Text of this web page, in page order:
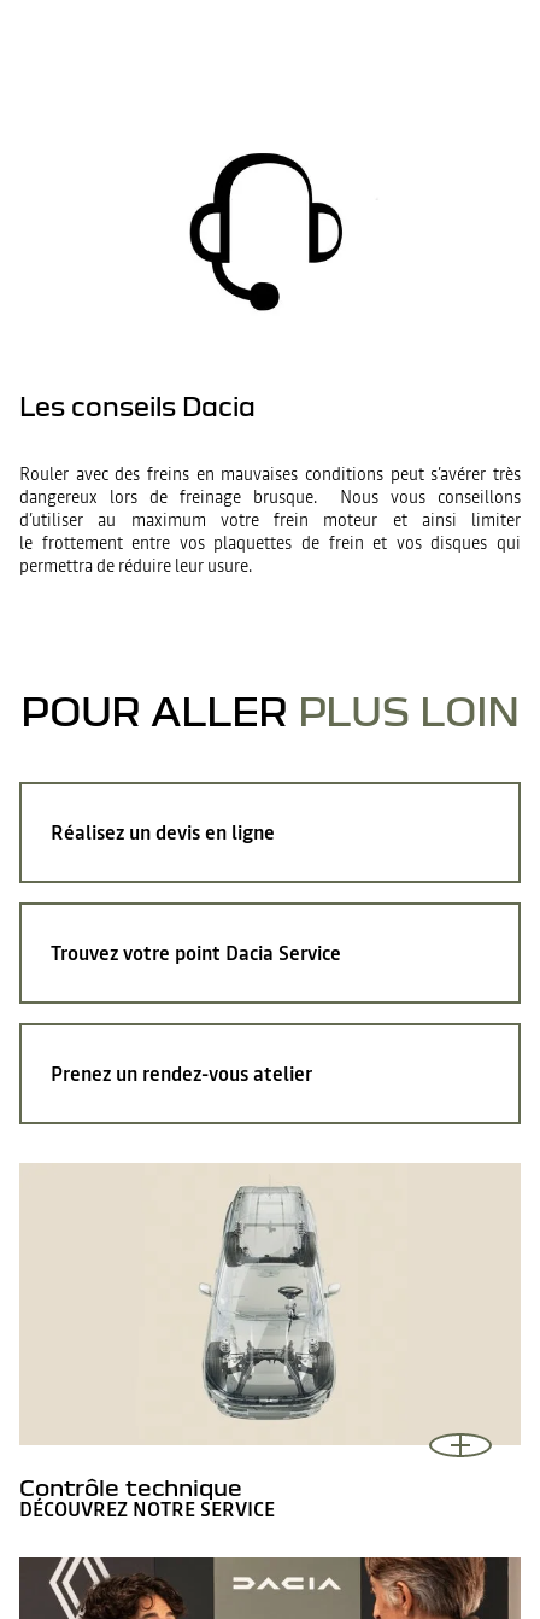
Les conseils Dacia
Rouler avec des freins en mauvaises conditions peut s’avérer très
dangereux lors de freinage brusque. Nous vous conseillons
d’utiliser au maximum votre frein moteur et ainsi limiter
le frottement entre vos plaquettes de frein et vos disques qui
permettra de réduire leur usure.
POUR ALLER PLUS LOIN
Réalisez un devis en ligne
Trouvezvotre point Dacia Service
Prenez un rendez-vous atelier
Contrôle technique
DÉCOUVREZ NOTRE SERVICE